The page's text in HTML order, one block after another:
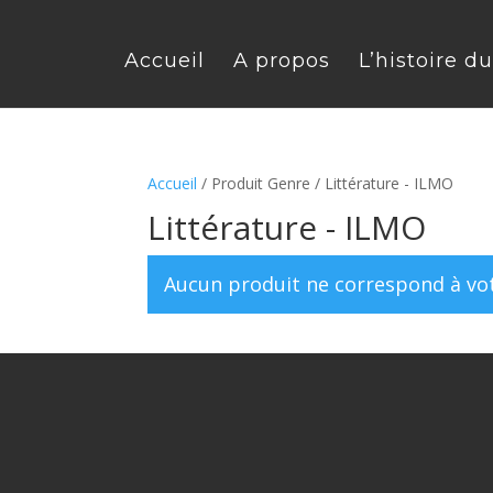
Accueil A propos L’histoire
Accueil / Produit Genre / Littérature - ILMO
Littérature - ILMO
Aucun produit ne correspond à